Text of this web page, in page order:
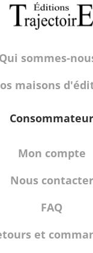
Qui sommes-
maisons
Consommateur
Mon compte
Nous contacter
FAQ
et